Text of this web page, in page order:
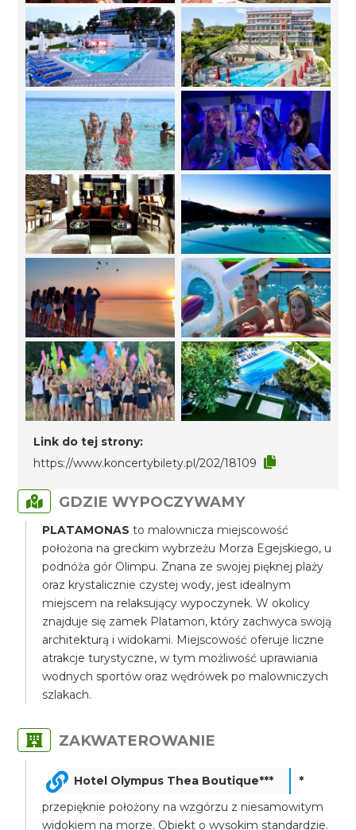
Link do tej strony:
https://www.koncertybilety.pl/202/18109
GDZIE WYPOCZYWAMY
PLATAMONAS to malownicza miejscowość
położona na greckim wybrzeżu Morza Egejskiego, u
podnóża gór Olimpu. Znana ze swojej pięknej plaży
oraz krystalicznie czystej wody, jest idealnym
miejscem na relaksujący wypoczynek. W okolicy
znajduje się zamek Platamon, który zachwyca swoją
architekturą i widokami. Miejscowość oferuje liczne
atrakcje turystyczne, w tym możliwość uprawiania
wodnych sportów oraz wędrówek po malowniczych
szlakach.
ZAKWATEROWANIE
Hotel Olympus Thea Boutique***
*
przepięknie położony na wzgórzu z niesamowitym
widokiem na morze. Obiekt o wysokim standardzie.